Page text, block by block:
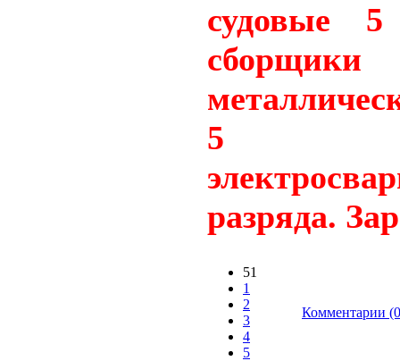
судовые 5
сборщики
5
разряда.
51
1
2
3
4
5
Комментарии